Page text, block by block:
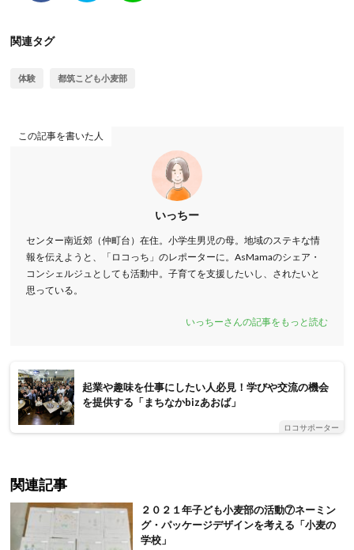
関連タグ
体験 都筑こども小麦部
この記事を書いた人
いっちー
センター南近郊（仲町台）在住。小学生男児の母。地域のステキな情
報を伝えようと、「ロコっち」のレポーターに。AsMamaのシェア・
コンシェルジュとしても活動中。子育てを支援したいし、されたいと
思っている。
いっちーさんの記事をもっと読む
起業や趣味を仕事にしたい人必見！学びや交流の機会
を提供する「まちなかbizあおば」
ロコサポーター
関連記事
２０２１年子ども小麦部の活動⑦ネーミン
グ・パッケージデザインを考える「小麦の
学校」